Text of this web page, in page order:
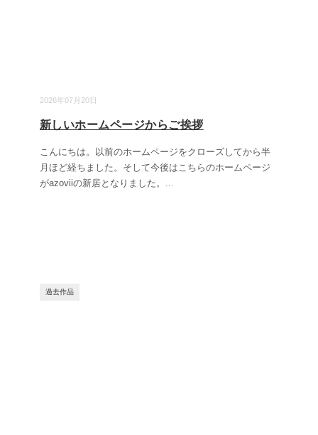
2026年07月20日
新しいホームページからご挨拶
こんにちは。以前のホームページをクローズしてから半
月ほど経ちました。そして今後はこちらのホームページ
がazoviiの新居となりました。 ...
過去作品